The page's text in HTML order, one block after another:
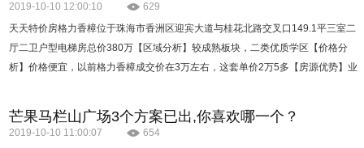
2019-10-10 12:00:10
629
天天特价房格力香樟位于珠海市香洲区迎宾大道与桂花北路交叉口149.1平三室二
厅二卫户型电梯房总价380万【区域分析】较成熟板块，二类优质学区【价格分
析】价格便宜，以前格力香樟成交价在3万左右，这套单价2万5多【房源优势】业
芒果马栏山广场3个方案已出,你喜欢哪一个？
2019-10-10 11:00:07
654